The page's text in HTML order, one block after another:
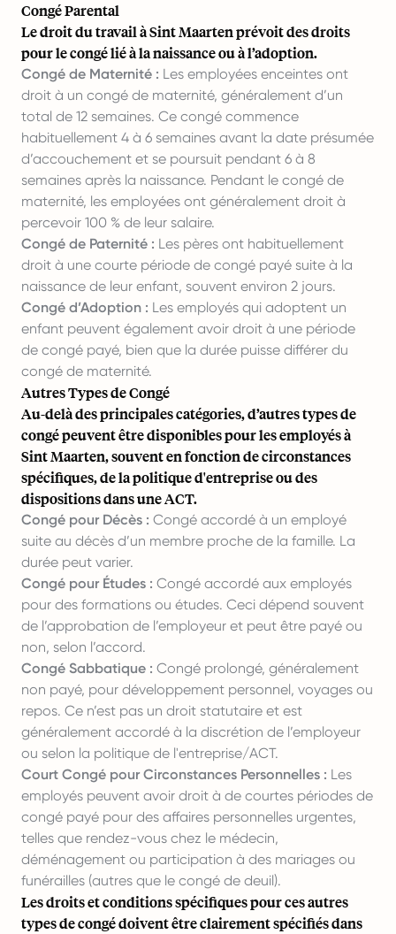
Congé Parental
Le droit du travail à Sint Maarten prévoit des droits
pour le congé lié à la naissance ou à l’adoption.
Congé de Maternité : Les employées enceintes ont
droit à un congé de maternité, généralement d’un
total de 12 semaines. Ce congé commence
habituellement 4 à 6 semaines avant la date présumée
d’accouchement et se poursuit pendant 6 à 8
semaines après la naissance. Pendant le congé de
maternité, les employées ont généralement droit à
percevoir 100 % de leur salaire.
Congé de Paternité : Les pères ont habituellement
droit à une courte période de congé payé suite à la
naissance de leur enfant, souvent environ 2 jours.
Congé d’Adoption : Les employés qui adoptent un
enfant peuvent également avoir droit à une période
de congé payé, bien que la durée puisse différer du
congé de maternité.
Autres Types de Congé
Au-delà des principales catégories, d’autres types de
congé peuvent être disponibles pour les employés à
Sint Maarten, souvent en fonction de circonstances
spécifiques, de la politique d'entreprise ou des
dispositions dans une ACT.
Congé pour Décès : Congé accordé à un employé
suite au décès d’un membre proche de la famille. La
durée peut varier.
Congé pour Études : Congé accordé aux employés
pour des formations ou études. Ceci dépend souvent
de l’approbation de l’employeur et peut être payé ou
non, selon l’accord.
Congé Sabbatique : Congé prolongé, généralement
non payé, pour développement personnel, voyages ou
repos. Ce n’est pas un droit statutaire et est
généralement accordé à la discrétion de l’employeur
ou selon la politique de l'entreprise/ACT.
Court Congé pour Circonstances Personnelles : Les
employés peuvent avoir droit à de courtes périodes de
congé payé pour des affaires personnelles urgentes,
telles que rendez-vous chez le médecin,
déménagement ou participation à des mariages ou
funérailles (autres que le congé de deuil).
Les droits et conditions spécifiques pour ces autres
types de congé doivent être clairement spécifiés dans